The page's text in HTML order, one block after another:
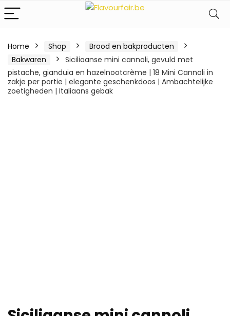
Home Shop
Brood en bakproducten
Bakwaren
Siciliaanse mini cannoli, gevuld met
pistache, gianduia en hazelnootcrème | 18 Mini Cannoli in
zakje per portie | elegante geschenkdoos | Ambachtelijke
zoetigheden | Italiaans gebak